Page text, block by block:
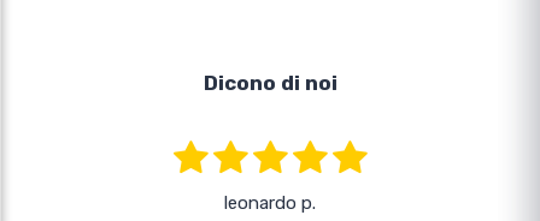
Dicono di noi
leonardo p.